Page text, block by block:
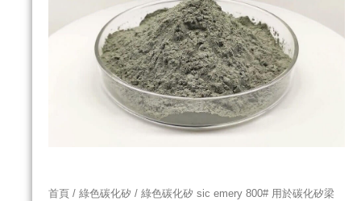
首頁 / 綠色碳化矽 / 綠色碳化矽 sic emery 800# 用於碳化矽梁